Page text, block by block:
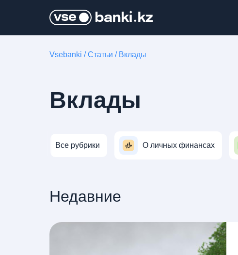
Vsebanki /Статьи / Вклады
Вклады
Все рубрики О личных финансах
Недавние